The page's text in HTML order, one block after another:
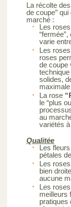
La récolte
de coupe”
marché :
Les roses
varie
Les roses
roses
de coupe
solides,
La rose
le “plus
au
variétés
Qualitée
Les
pétales
Les
bien
aucune
Les roses
meilleurs
pratiques